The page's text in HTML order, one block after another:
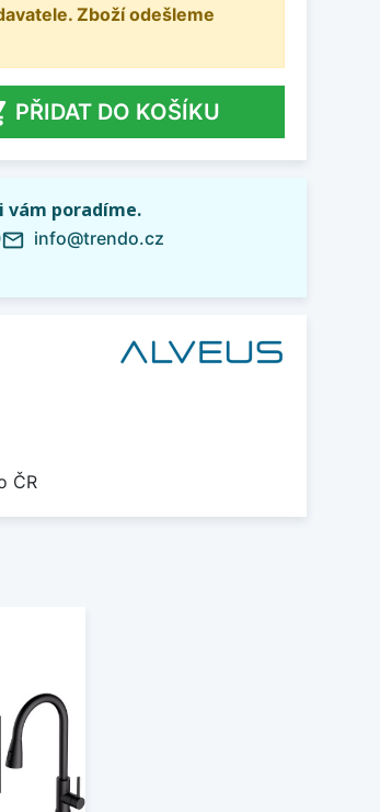
Zboží odešleme
PŘIDAT DO KOŠÍKU
vám poradíme.
mail_outline info@trendo.cz
ČR